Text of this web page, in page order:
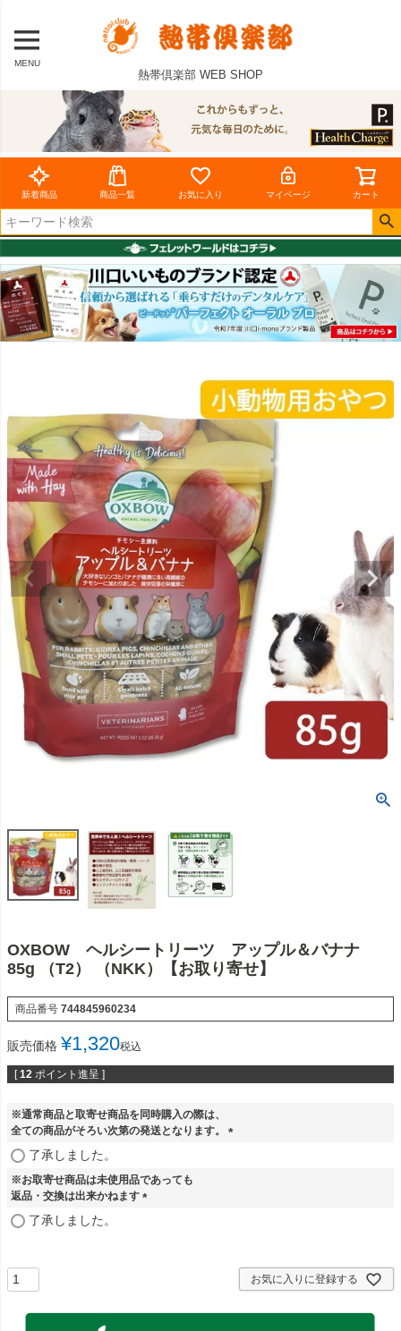
MENU
熱帯倶楽部 WEB SHOP
新着商品 商品一覧 お気に入り マイページ カート
OXBOW ヘルシートリーツ アップル＆バナナ
85g （T2） （NKK）【お取り寄せ】
商品番号 744845960234
販売価格 ¥1,320税込
[ 12 ポイント進呈 ]
※通常商品と取寄せ商品を同時購入の際は、
全ての商品がそろい次第の発送となります。
了承しました。
※お取寄せ商品は未使用品であっても
返品・交換は出来かねます
了承しました。
お気に入りに登録する